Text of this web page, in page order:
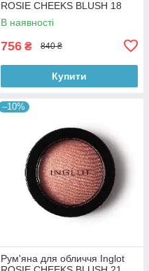
ROSIE CHEEKS BLUSH 18
В наявності
756 ₴ 840 ₴
Купити
–10%
Рум'яна для обличчя Inglot